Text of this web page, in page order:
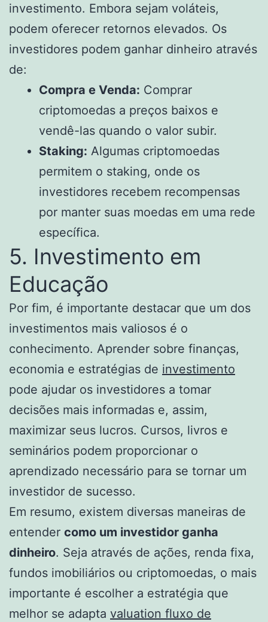
investimento. Embora sejam voláteis,
podem oferecer retornos elevados. Os
investidores podem ganhar dinheiro através
de:
Compra e Venda: Comprar
criptomoedas a preços baixos e
vendê-las quando o valor subir.
Staking: Algumas criptomoedas
permitem o staking, onde os
investidores recebem recompensas
por manter suas moedas em uma rede
específica.
5. Investimento em
Educação
Por fim, é importante destacar que um dos
investimentos mais valiosos é o
conhecimento. Aprender sobre finanças,
economia e estratégias de investimento
pode ajudar os investidores a tomar
decisões mais informadas e, assim,
maximizar seus lucros. Cursos, livros e
seminários podem proporcionar o
aprendizado necessário para se tornar um
investidor de sucesso.
Em resumo, existem diversas maneiras de
entender como um investidor ganha
dinheiro. Seja através de ações, renda fixa,
fundos imobiliários ou criptomoedas, o mais
importante é escolher a estratégia que
melhor se adapta valuation fluxo de